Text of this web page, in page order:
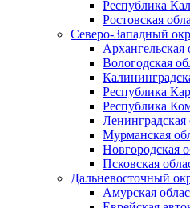
Республика
Ростовская
Северо-Западный
Архангельская
Вологодская
Республика
Республика
Ленинградская
Мурманская
Новгородская
Псковская
Дальневосточный
Амурская